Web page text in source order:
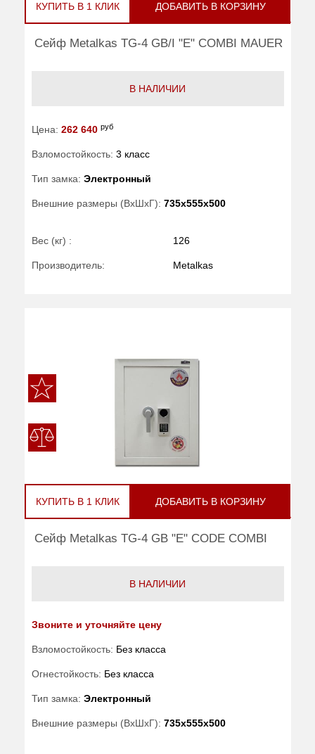
КУПИТЬ В 1 КЛИК ДОБАВИТЬ В КОРЗИНУ
Сейф Metalkas TG-4 GB/I "E" COMBI MAUER
В НАЛИЧИИ
Цена: 262 640 руб
Взломостойкость: 3 класс
Тип замка: Электронный
Внешние размеры (ВхШхГ): 735x555x500
Вес (кг) : 126
Производитель: Metalkas
КУПИТЬ В 1 КЛИК ДОБАВИТЬ В КОРЗИНУ
Сейф Metalkas TG-4 GB "E" CODE COMBI
В НАЛИЧИИ
Звоните и уточняйте цену
Взломостойкость: Без класса
Огнестойкость: Без класса
Тип замка: Электронный
Внешние размеры (ВхШхГ): 735x555x500